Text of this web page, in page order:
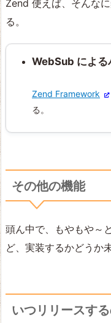
Zend 使えば、そんな
る。
WebSub による
Zend Framework
る。
その他の機能
頭ん中で、もやもや～
ど、実装するかどうか
いつリリースする